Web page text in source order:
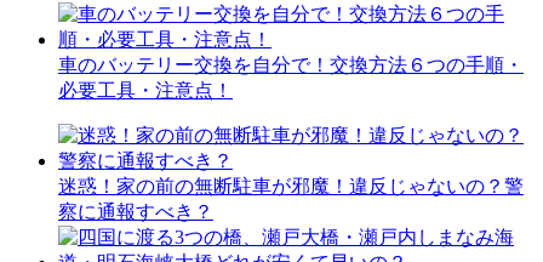
車のバッテリー交換を自分で！交換方法６つの手順・
必要工具・注意点！
迷惑！家の前の無断駐車が邪魔！違反じゃないの？警
察に通報すべき？